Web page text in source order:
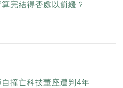
完結得否處以罰緩？
撞亡科技董座遭判4年